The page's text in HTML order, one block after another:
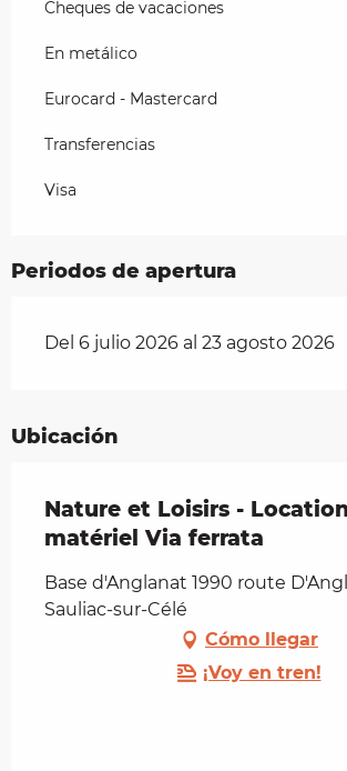
Cheques de vacaciones
En metálico
Eurocard - Mastercard
Transferencias
Visa
Periodos de apertura
Del 6 julio 2026 al 23 agosto 2026
Ubicación
Nature et Loisirs -
matériel Via ferrata
Base d'Anglanat 1990 route
Sauliac-sur-Célé
Cómo llegar
¡Voy en tren!